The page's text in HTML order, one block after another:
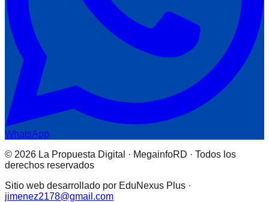
WhatsApp
© 2026 La Propuesta Digital · MegainfoRD · Todos los
derechos reservados
Sitio web desarrollado por EduNexus Plus ·
jimenez2178@gmail.com